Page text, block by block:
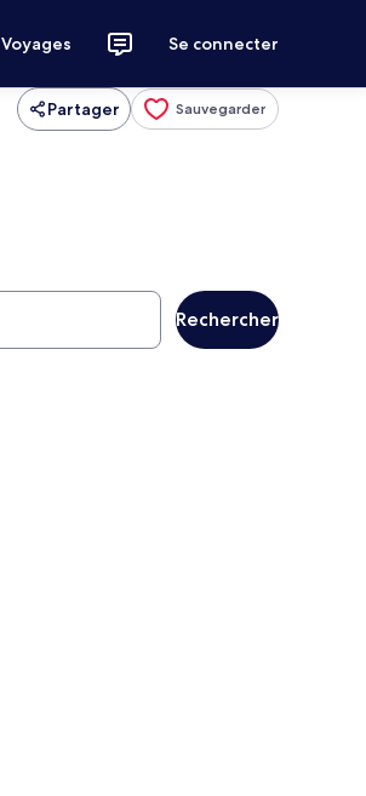
Voyages Se connecter
Partager Sauvegarder
Rechercher